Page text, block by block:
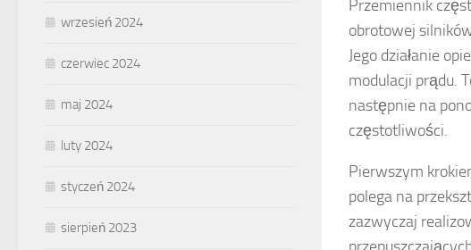
Przemiennik
obrotowej
Jego działanie
modulacji prądu.
następnie na
częstotliwości.
Pierwszym
polega na
zazwyczaj
wrzesień 2024
czerwiec 2024
maj 2024
luty 2024
styczeń 2024
sierpień 2023